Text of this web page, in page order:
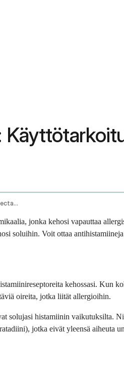
Antihistamine Oral Route Parenteral Route Rectal Route
jonka kehosi vapauttaa
soluihin. Voit ottaa
kehossasi. Kun
oireita, jotka liität allergioihin.
solujasi histamiinin vaikutuksilta.
jotka eivät yleensä aiheuta